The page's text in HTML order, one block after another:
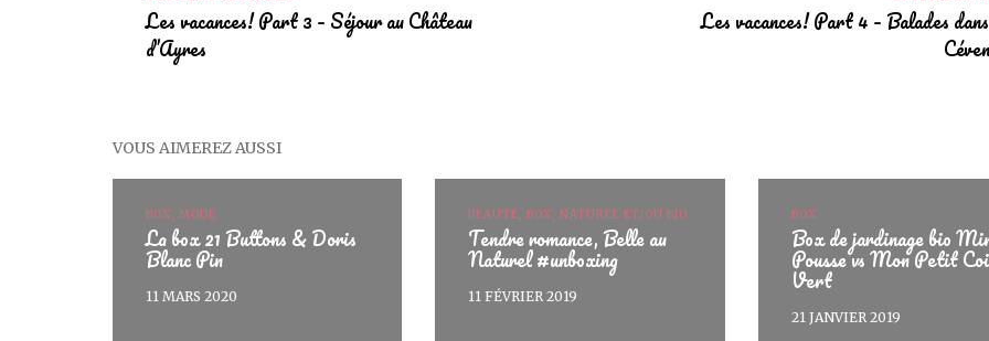
Les vacances! Part 3 – Séjour au Château
d’Ayres
Les vacances! Part 4 – Balades
VOUS AIMEREZ AUSSI
BOX, MODE
La box 21 Buttons & Doris
Blanc Pin
11 MARS 2020
BEAUTÉ, BOX, NATUREL ET/OU BIO
Tendre romance, Belle au
Naturel #unboxing
11 FÉVRIER 2019
BOX
Box de jardinage bio
Pousse vs Mon Petit
Vert
21 JANVIER 2019